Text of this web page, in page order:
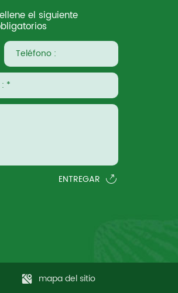
el siguiente
ENTREGAR
mapa del sitio